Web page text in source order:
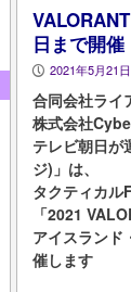
日まで開催
P 2021年5月21日
合同会社ライ
株式会社
テレビ朝日が
ジ)」は、
タクティカル
「2021
アイスランド
催します